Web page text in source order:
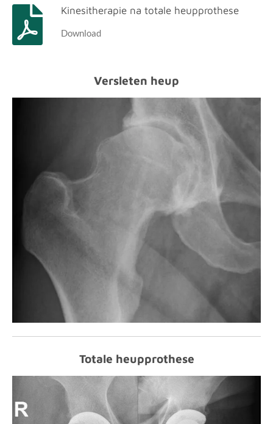
Kinesitherapie na totale heupprothese
Download
Versleten heup
Totale heupprothese